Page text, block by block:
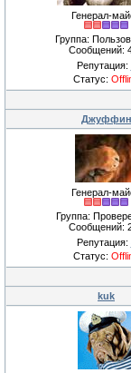
Генерал-
Группа:
Сообщений:
Репутация:
Статус:
Джуффин
Генерал-
Группа:
Сообщений:
Репутация:
Статус:
kuk